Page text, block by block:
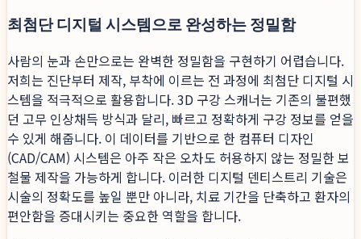
최첨단 디지털 시스템으로 완성하는 정밀함
사람의 눈과 손만으로는 완벽한 정밀함을 구현하기 어렵습니다.
저희는 진단부터 제작, 부착에 이르는 전 과정에 최첨단 디지털 시
스템을 적극적으로 활용합니다. 3D 구강 스캐너는 기존의 불편했
던 고무 인상채득 방식과 달리, 빠르고 정확하게 구강 정보를 얻을
수 있게 해줍니다. 이 데이터를 기반으로 한 컴퓨터 디자인
(CAD/CAM) 시스템은 아주 작은 오차도 허용하지 않는 정밀한 보
철물 제작을 가능하게 합니다. 이러한 디지털 덴티스트리 기술은
시술의 정확도를 높일 뿐만 아니라, 치료 기간을 단축하고 환자의
편안함을 증대시키는 중요한 역할을 합니다.